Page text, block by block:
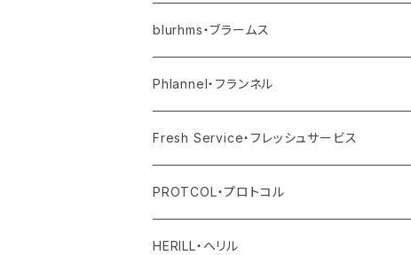
その他
blurhms・ブラームス
アウター
トップス
ボトム
ワンピース・オールインワン
Phlannel・フランネル
アウター
トップス
ボトム
Fresh Service・フレッシュサービス
アウター
トップス
PROTCOL・プロトコル
バッグ
HERILL・ヘリル